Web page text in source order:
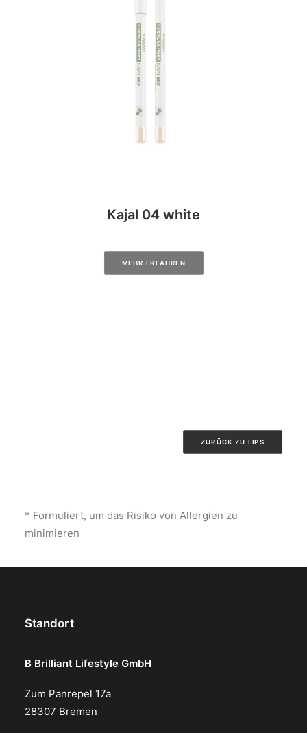
Kajal 04 white
MEHR ERFAHREN
ZURÜCK ZU LIPS
* Formuliert, um das Risiko von Allergien zu
minimieren
Standort
B Brilliant Lifestyle GmbH
Zum Panrepel 17a
28307 Bremen